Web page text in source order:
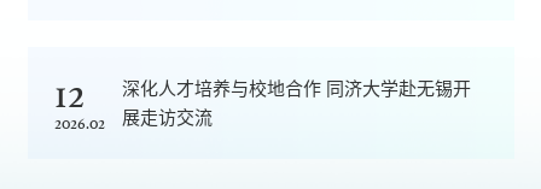
12
2026.02
深化人才培养与校地合作 同济大学赴无锡开
展走访交流